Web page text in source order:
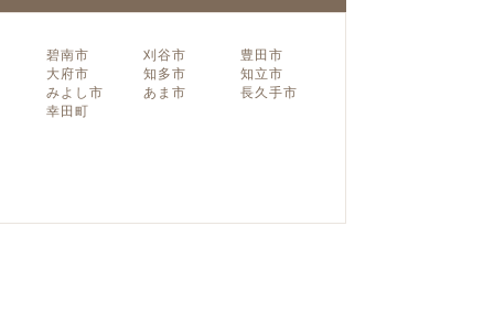
碧南市 刈谷市
豊田市
大府市 知多市
知立市
みよし市 あま市
長久手市
幸田町